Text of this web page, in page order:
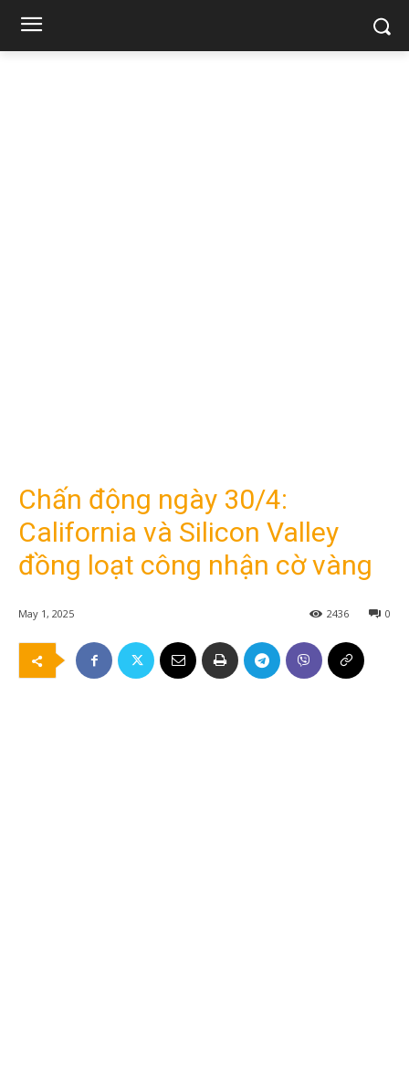
Chấn động ngày 30/4:
California và Silicon Valley
đồng loạt công nhận cờ vàng
May 1, 2025 0
2436